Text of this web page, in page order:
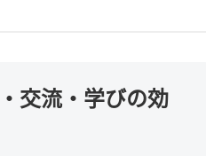
交流・学びの効